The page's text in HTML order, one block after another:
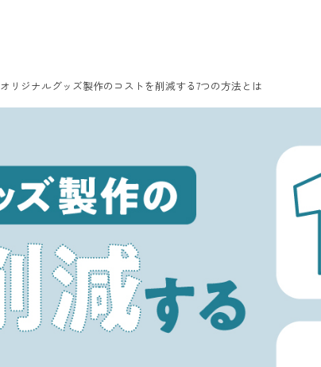
オリジナルグッズ製作のコストを削減する7つの方法とは